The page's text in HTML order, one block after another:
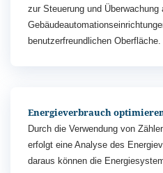
zur Steuerung und Überwachung
benutzerfreundlichen Oberfläche.
Energieverbrauch
Durch die Verwendung von
erfolgt eine Analyse des
daraus können die